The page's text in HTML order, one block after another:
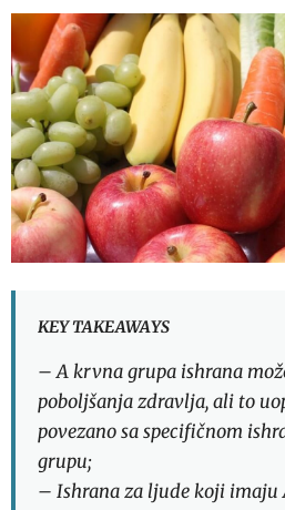
KEY TAKEAWAYS
– A krvna grupa ishrana
poboljšanja zdravlja, ali to
povezano sa specifičnom
grupu;
– Ishrana za ljude koji imaju